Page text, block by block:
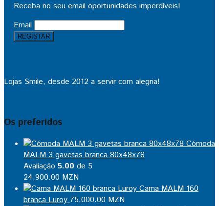
Receba no seu email oportunidades imperdíveis!
Email
Lojas Smile, desde 2012 a servir com alegria!
Os preferidos
Cómoda
MALM 3 gavetas branca 80x48x78
Avaliação 5.00 de 5
24,900.00 MZN
Cama MALM 160
branca Luroy 75,000.00 MZN